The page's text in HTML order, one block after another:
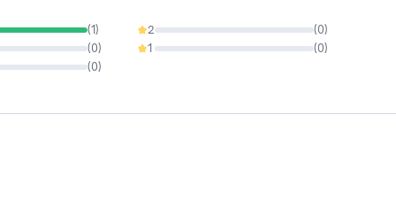
karat. Cocok untuk Anda yang menginginkan tampilan mewah
dengan perawatan mudah.
Harga Bersahabat.
(1)
(0)
(0)
2 (0)
0%
1 (0)
0%